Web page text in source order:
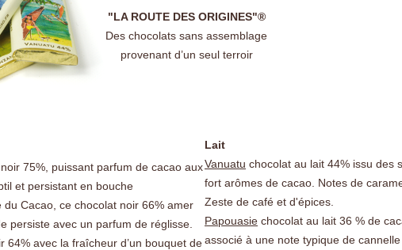
"LA ROUTE DES ORIGINES"®
Des chocolats sans assemblage
provenant d’un seul terroir
75%, puissant parfum de cacao aux
et persistant en bouche
du Cacao, ce chocolat noir 66% amer
persiste avec un parfum de réglisse.
64% avec la fraîcheur d’un bouquet de
Lait
Vanuatu chocolat au lait 44% issu des
fort arômes de cacao. Notes de
Zeste de café et d'épices.
Papouasie chocolat au lait 36 % de
associé à une note typique de